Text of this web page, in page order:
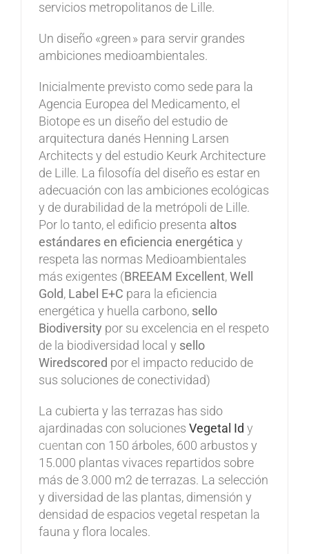
servicios metropolitanos de Lille.
Un diseño «green » para servir grandes
ambiciones medioambientales.
Inicialmente previsto como sede para la
Agencia Europea del Medicamento, el
Biotope es un diseño del estudio de
arquitectura danés Henning Larsen
Architects y del estudio Keurk Architecture
de Lille. La filosofía del diseño es estar en
adecuación con las ambiciones ecológicas
y de durabilidad de la metrópoli de Lille.
Por lo tanto, el edificio presenta altos
estándares en eficiencia energética y
respeta las normas Medioambientales
más exigentes (BREEAM Excellent,Well
Gold, Label E+C para la eficiencia
energética y huella carbono, sello
Biodiversity por su excelencia en el respeto
de la biodiversidad local y sello
Wiredscored por el impacto reducido de
sus soluciones de conectividad)
La cubierta y las terrazas has sido
ajardinadas con soluciones Vegetal Id y
cuentan con 150 árboles, 600 arbustos y
15.000 plantas vivaces repartidos sobre
más de 3.000 m2 de terrazas. La selección
y diversidad de las plantas, dimensión y
densidad de espacios vegetal respetan la
fauna y flora locales.